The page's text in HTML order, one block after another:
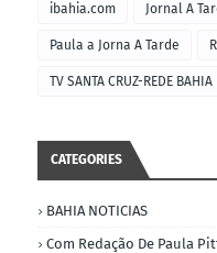
ibahia.com Jornal A
Paula a Jorna A Tarde
TV SANTA CRUZ-REDE BAHIA
CATEGORIES
BAHIA NOTICIAS
Com Redação De Paula